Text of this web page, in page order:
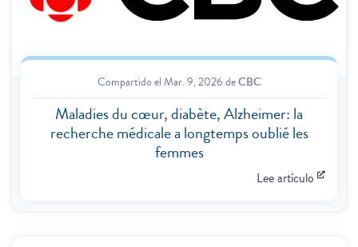
Compartido elMar. 9, 2026deCBC
Maladies du cœur, diabète, Alzheimer: la
recherche médicale a longtemps oublié les
femmes
Lee artículo